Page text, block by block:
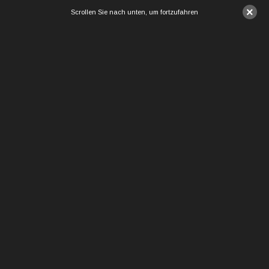
×
Scrollen Sie nach unten, um fortzufahren